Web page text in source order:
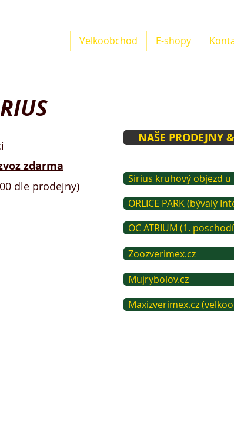
Velkoobchod E-shopy
zdarma
dle prodejny)
NAŠE PRODEJNY
Sirius kruhový objezd u
ORLICE PARK (bývalý
OC ATRIUM (1.
Zoozverimex.cz
Mujrybolov.cz
Maxizverimex.cz